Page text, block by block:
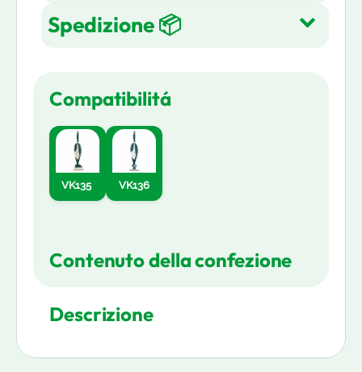
Reso gratuito entro 14 giorni
Spedizione 📦
ordini in 3-5 giorni lavorativi
Compatibilitá
VK135 VK136
Contenuto della confezione
Descrizione